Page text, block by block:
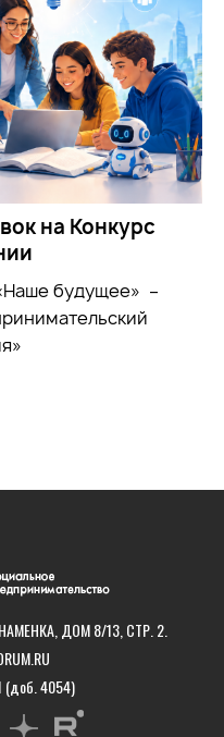
на Конкурс
будущее» –
ДОМ 8/13, СТР. 2.
(доб. 4054)